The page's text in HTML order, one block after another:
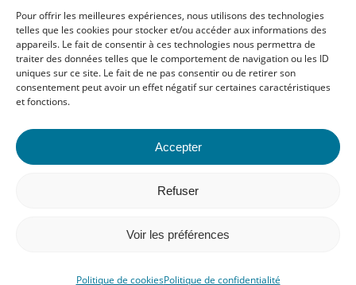
Pour offrir les meilleures expériences, nous utilisons des technologies
telles que les cookies pour stocker et/ou accéder aux informations des
appareils. Le fait de consentir à ces technologies nous permettra de
traiter des données telles que le comportement de navigation ou les ID
uniques sur ce site. Le fait de ne pas consentir ou de retirer son
consentement peut avoir un effet négatif sur certaines caractéristiques
et fonctions.
Accepter
Refuser
Voir les préférences
Politique de cookiesPolitique de confidentialité
&
téléchargements
FAQ